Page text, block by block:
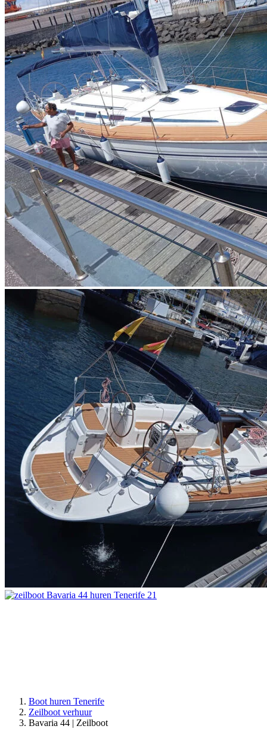
Boot huren Tenerife
Zeilboot verhuur
Bavaria 44 | Zeilboot